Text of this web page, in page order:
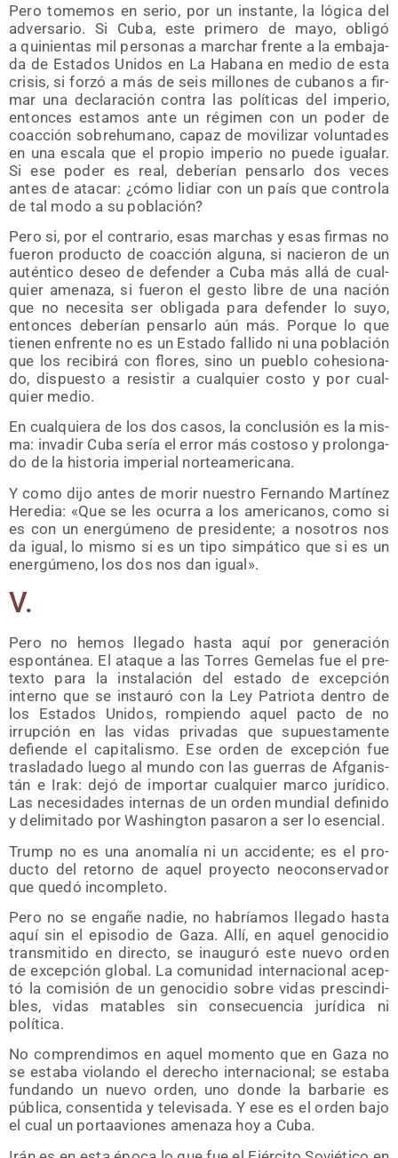
Pero tome­mos en serio, por un ins­tan­te, la lógi­ca del
adver­sa­rio. Si Cuba, este pri­me­ro de mayo, obli­gó
a qui­nien­tas mil per­so­nas a mar­char fren­te a la emba­ja­
da de Esta­dos Uni­dos en La Haba­na en medio de esta
cri­sis, si for­zó a más de seis millo­nes de cuba­nos a fir­
mar una decla­ra­ción con­tra las polí­ti­cas del impe­rio,
enton­ces esta­mos ante un régi­men con un poder de
coac­ción sobre­hu­mano, capaz de movi­li­zar volun­ta­des
en una esca­la que el pro­pio impe­rio no pue­de igua­lar.
Si ese poder es real, debe­rían pen­sar­lo dos veces
antes de ata­car: ¿cómo lidiar con un país que con­tro­la
de tal modo a su población?
Pero si, por el con­tra­rio, esas mar­chas y esas fir­mas no
fue­ron pro­duc­to de coac­ción algu­na, si nacie­ron de un
autén­ti­co deseo de defen­der a Cuba más allá de cual­
quier ame­na­za, si fue­ron el ges­to libre de una nación
que no nece­si­ta ser obli­ga­da para defen­der lo suyo,
enton­ces debe­rían pen­sar­lo aún más. Por­que lo que
tie­nen enfren­te no es un Esta­do falli­do ni una pobla­ción
que los reci­bi­rá con flo­res, sino un pue­blo cohe­sio­na­
do, dis­pues­to a resis­tir a cual­quier cos­to y por cual­
quier medio.
En cual­quie­ra de los dos casos, la con­clu­sión es la mis­
ma: inva­dir Cuba sería el error más cos­to­so y pro­lon­ga­
do de la his­to­ria impe­rial norteamericana.
Y como dijo antes de morir nues­tro Fer­nan­do Mar­tí­nez
Here­dia: «Que se les ocu­rra a los ame­ri­ca­nos, como si
es con un ener­gú­meno de pre­si­den­te; a noso­tros nos
da igual, lo mis­mo si es un tipo sim­pá­ti­co que si es un
ener­gú­meno, los dos nos dan igual».
V.
Pero no hemos lle­ga­do has­ta aquí por gene­ra­ción
espon­tá­nea. El ata­que a las Torres Geme­las fue el pre­
tex­to para la ins­ta­la­ción del esta­do de excep­ción
interno que se ins­tau­ró con la Ley Patrio­ta den­tro de
los Esta­dos Uni­dos, rom­pien­do aquel pac­to de no
irrup­ción en las vidas pri­va­das que supues­ta­men­te
defien­de el capi­ta­lis­mo. Ese orden de excep­ción fue
tras­la­da­do lue­go al mun­do con las gue­rras de Afga­nis­
tán e Irak: dejó de impor­tar cual­quier mar­co jurí­di­co.
Las nece­si­da­des inter­nas de un orden mun­dial defi­ni­do
y deli­mi­ta­do por Washing­ton pasa­ron a ser lo esencial.
Trump no es una ano­ma­lía ni un acci­den­te; es el pro­
duc­to del retorno de aquel pro­yec­to neo­con­ser­va­dor
que que­dó incompleto.
Pero no se enga­ñe nadie, no habría­mos lle­ga­do has­ta
aquí sin el epi­so­dio de Gaza. Allí, en aquel geno­ci­dio
trans­mi­ti­do en direc­to, se inau­gu­ró este nue­vo orden
de excep­ción glo­bal. La comu­ni­dad inter­na­cio­nal acep­
tó la comi­sión de un geno­ci­dio sobre vidas pres­cin­di­
bles, vidas mata­bles sin con­se­cuen­cia jurí­di­ca ni
política.
No com­pren­di­mos en aquel momen­to que en Gaza no
se esta­ba vio­lan­do el dere­cho inter­na­cio­nal; se esta­ba
fun­dan­do un nue­vo orden, uno don­de la bar­ba­rie es
públi­ca, con­sen­ti­da y tele­vi­sa­da. Y ese es el orden bajo
el cual un por­ta­avio­nes ame­na­za hoy a Cuba.